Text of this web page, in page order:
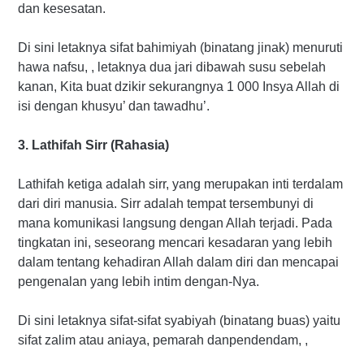
dan kesesatan.
Di sini letaknya sifat bahimiyah (binatang jinak) menuruti
hawa nafsu, , letaknya dua jari dibawah susu sebelah
kanan, Kita buat dzikir sekurangnya 1 000 Insya Allah di
isi dengan khusyu’ dan tawadhu’.
3. Lathifah Sirr (Rahasia)
Lathifah ketiga adalah sirr, yang merupakan inti terdalam
dari diri manusia. Sirr adalah tempat tersembunyi di
mana komunikasi langsung dengan Allah terjadi. Pada
tingkatan ini, seseorang mencari kesadaran yang lebih
dalam tentang kehadiran Allah dalam diri dan mencapai
pengenalan yang lebih intim dengan-Nya.
Di sini letaknya sifat-sifat syabiyah (binatang buas) yaitu
sifat zalim atau aniaya, pemarah danpendendam, ,